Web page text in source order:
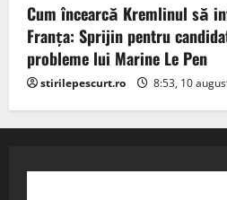
Cum încearcă Kremlinul să
Franța: Sprijin pentru
probleme lui Marine Le Pen
stirilepescurt.ro 8:53, 10